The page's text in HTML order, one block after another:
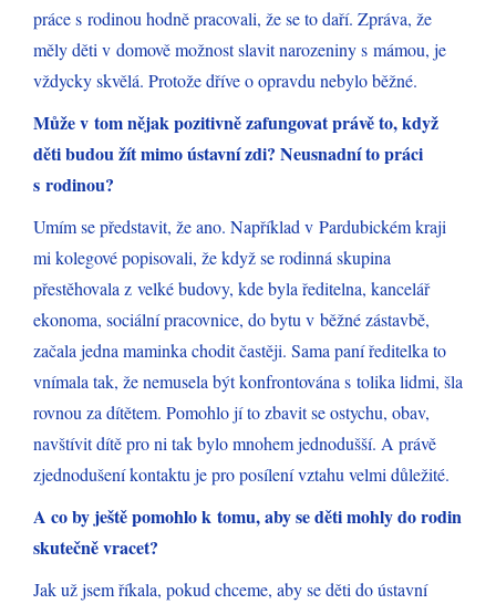
práce s rodinou hodně pracovali, že se to daří. Zpráva, že
měly děti v domově možnost slavit narozeniny s mámou, je
vždycky skvělá. Protože dříve o opravdu nebylo běžné.
Může v tom nějak pozitivně zafungovat právě to, když
děti budou žít mimo ústavní zdi? Neusnadní to práci
s rodinou?
Umím se představit, že ano. Například v Pardubickém kraji
mi kolegové popisovali, že když se rodinná skupina
přestěhovala z velké budovy, kde byla ředitelna, kancelář
ekonoma, sociální pracovnice, do bytu v běžné zástavbě,
začala jedna maminka chodit častěji. Sama paní ředitelka to
vnímala tak, že nemusela být konfrontována s tolika lidmi, šla
rovnou za dítětem. Pomohlo jí to zbavit se ostychu, obav,
navštívit dítě pro ni tak bylo mnohem jednodušší. A právě
zjednodušení kontaktu je pro posílení vztahu velmi důležité.
A co by ještě pomohlo k tomu, aby se děti mohly do rodin
skutečně vracet?
Jak už jsem říkala, pokud chceme, aby se děti do ústavní